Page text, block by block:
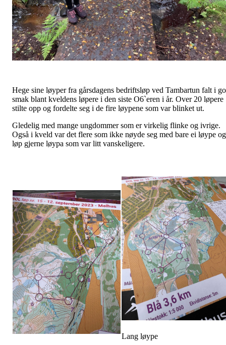
Hege sine løyper fra gårsdagens bedriftsløp ved Tambartun falt i
smak blant kveldens løpere i den siste O6`eren i år. Over 20 løpere
stilte opp og fordelte seg i de fire løypene som var blinket ut.
Gledelig med mange ungdommer som er virkelig flinke og ivrige.
Også i kveld var det flere som ikke nøyde seg med bare ei løype og
løp gjerne løypa som var litt vanskeligere.
Lang løype